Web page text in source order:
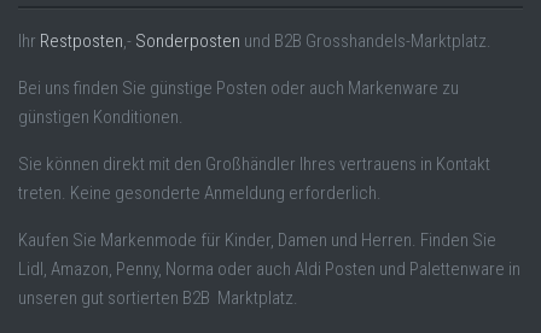
Ihr Restposten,- Sonderposten und B2B Grosshandels-Marktplatz.
Bei uns finden Sie günstige Posten oder auch Markenware zu
günstigen Konditionen.
Sie können direkt mit den Großhändler Ihres vertrauens in Kontakt
treten. Keine gesonderte Anmeldung erforderlich.
Kaufen Sie Markenmode für Kinder, Damen und Herren. Finden Sie
Lidl, Amazon, Penny, Norma oder auch Aldi Posten und Palettenware in
unseren gut sortierten B2B Marktplatz.